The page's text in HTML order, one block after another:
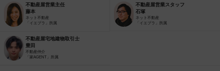
不動産屋営業主任
藤本
ネット不動産
「イエプラ」所属
不動産屋営業スタッフ
石塚
ネット不動産
「イエプラ」所属
不動産屋宅地建物取引士
豊田
不動産仲介
「家AGENT」所属